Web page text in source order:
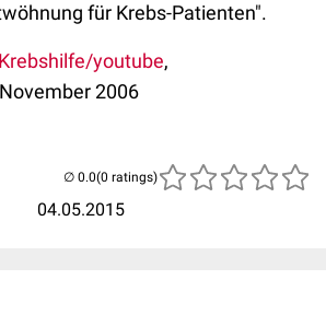
für Krebs-Patienten".
youtube,
2006
04.05.2015
(0 ratings)